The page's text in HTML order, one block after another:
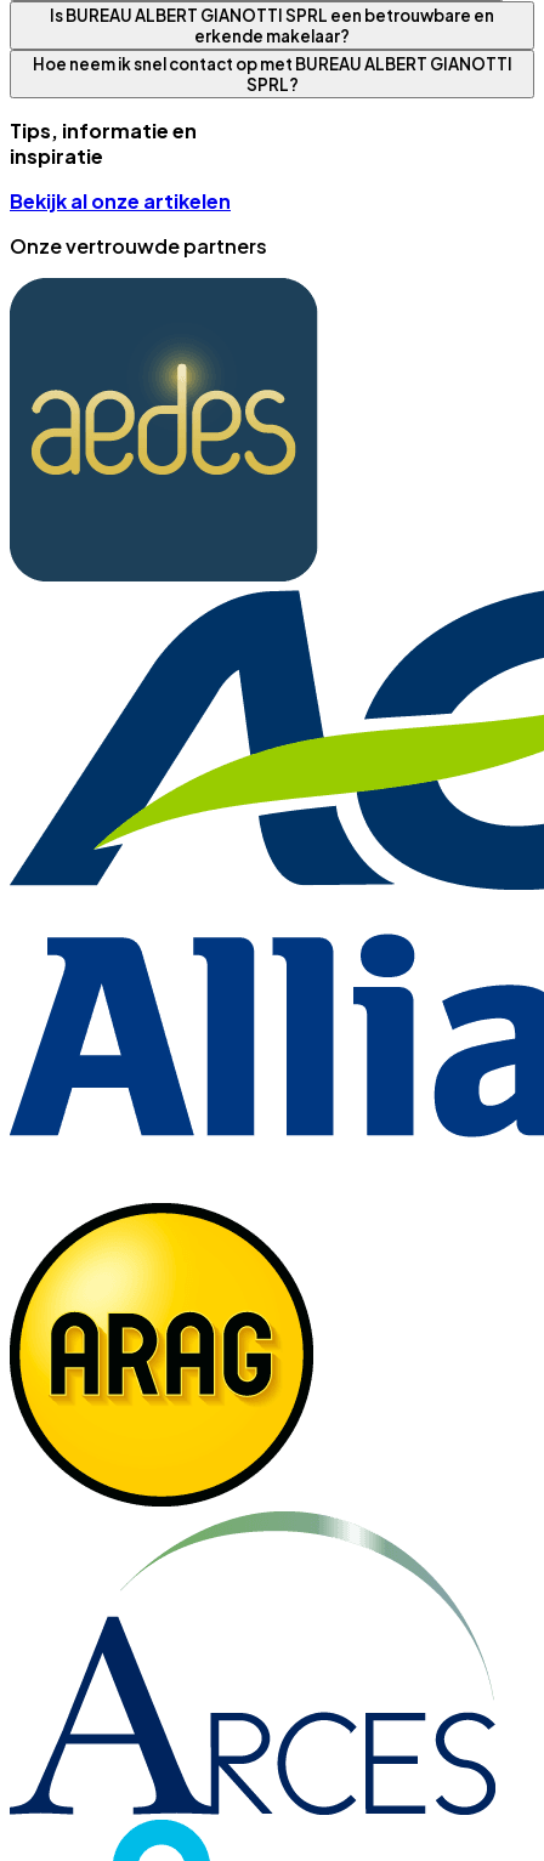
Is BUREAU ALBERT GIANOTTI SPRL een betrouwbare en
erkende makelaar?
Hoe neem ik snel contact op met BUREAU ALBERT GIANOTTI
SPRL?
Tips, informatie en
inspiratie
Bekijk al onze artikelen
Onze vertrouwde partners